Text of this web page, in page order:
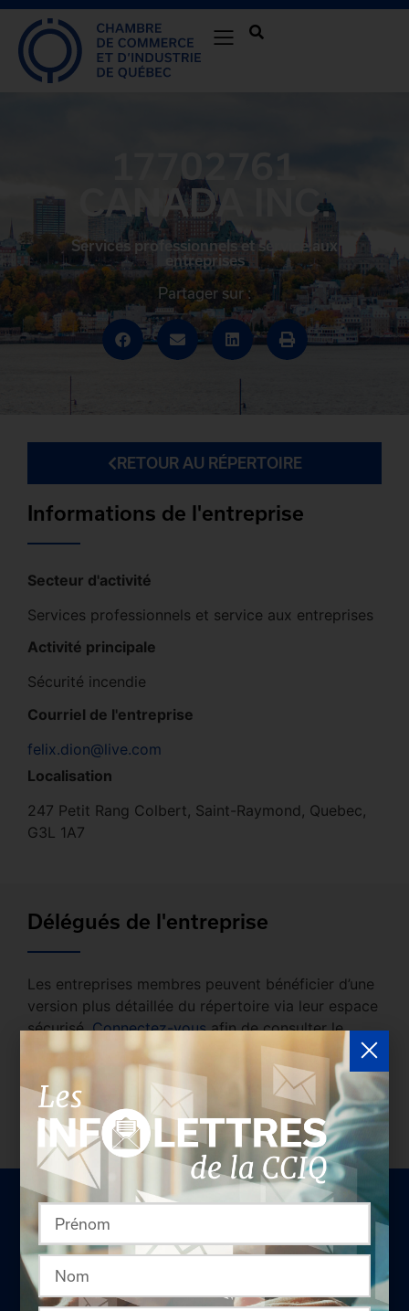
17702761
CANADA INC.
Services professionnels et service aux
entreprises
Partager sur :
RETOUR AU RÉPERTOIRE
Informations de l'entreprise
Secteur d'activité
Services professionnels et service aux entreprises
Activité principale
Sécurité incendie
Courriel de l'entreprise
felix.dion@live.com
Localisation
247 Petit Rang Colbert, Saint-Raymond, Quebec,
G3L 1A7
Délégués de l'entreprise
Les entreprises membres peuvent bénéficier d’une
version plus détaillée du répertoire via leur espace
sécurisé.Connectez-vousafin de consulter le
profil complet des entreprises incluant les
coordonnées des délégués inscrits. Vous n'êtes
pas membre? N'attendez plus et
devenez membre!